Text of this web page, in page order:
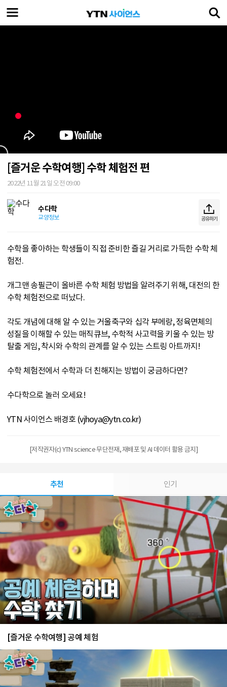
[즐거운 수학여행] 수학 체험전 편
2022년 11월 21일 오전 09:00
수다학
교양정보 공유하기
수학을 좋아하는 학생들이 직접 준비한 즐길 거리로 가득한 수학 체
험전.
개그맨 송필근이 올바른 수학 체험 방법을 알려주기 위해, 대전의 한
수학 체험전으로 떠났다.
각도 개념에 대해 알 수 있는 거울축구와 십각 부메랑, 정육면체의
성질을 이해할 수 있는 매직큐브, 수학적 사고력을 키울 수 있는 방
탈출 게임, 착시와 수학의 관계를 알 수 있는 스트링 아트까지!
수학 체험전에서 수학과 더 친해지는 방법이 궁금하다면?
수다학으로 놀러 오세요!
YTN 사이언스 배경호 (vjhoya@ytn.co.kr)
[저작권자(c) YTN science 무단전재, 재배포 및 AI 데이터 활용 금지]
추천 인기
[즐거운 수학여행] 공예 체험